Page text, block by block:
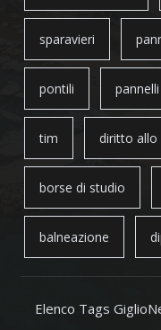
sparavieri
pontili pannelli
tim diritto allo
borse di studio
balneazione
Elenco Tags